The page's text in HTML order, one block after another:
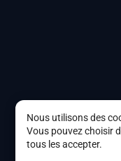
Nous utilisons des
Vous pouvez choisir
tous les accepter.